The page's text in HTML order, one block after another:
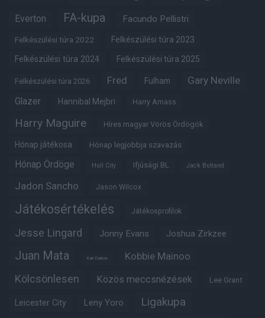
Everton FA-kupa Facundo Pellistri
Felkészülési túra 2022 Felkészülési túra 2023
Felkészülési túra 2024 Felkészülési túra 2025
Felkészülési túra 2026 Fred Fulham Gary Neville
Glazer Hannibal Mejbri Harry Amass
Harry Maguire Híres magyar Vörös Ördögök
Hónap játékosa Hónap legjobbja szavazás
Hónap Ördöge Hull City Ifjúsági BL Jack Butland
Jadon Sancho Jason Wilcox
Játékosértékelés Játékosprofilok
Jesse Lingard Jonny Evans Joshua Zirkzee
Juan Mata Karl Darlow Kobbie Mainoo
Kölcsönlesen Közös meccsnézések Lee Grant
Leicester City Leny Yoro Ligakupa